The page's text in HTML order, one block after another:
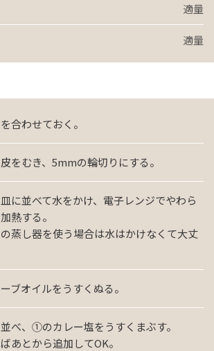
適量
適量
合わせておく。
をむき、5mmの輪切りにする。
に並べて水をかけ、電子レンジでやわら
熱する。
蒸し器を使う場合は水はかけなくて大丈
ブオイルをうすくぬる。
べ、①のカレー塩をうすくまぶす。
あとから追加してOK。